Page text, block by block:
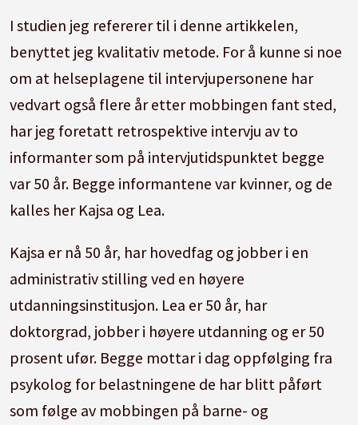
I studien jeg refererer til i denne artikkelen,
benyttet jeg kvalitativ metode. For å kunne si noe
om at helseplagene til intervjupersonene har
vedvart også flere år etter mobbingen fant sted,
har jeg foretatt retrospektive intervju av to
informanter som på intervjutidspunktet begge
var 50 år. Begge informantene var kvinner, og de
kalles her Kajsa og Lea.
Kajsa er nå 50 år, har hovedfag og jobber i en
administrativ stilling ved en høyere
utdanningsinstitusjon. Lea er 50 år, har
doktorgrad, jobber i høyere utdanning og er 50
prosent ufør. Begge mottar i dag oppfølging fra
psykolog for belastningene de har blitt påført
som følge av mobbingen på barne- og